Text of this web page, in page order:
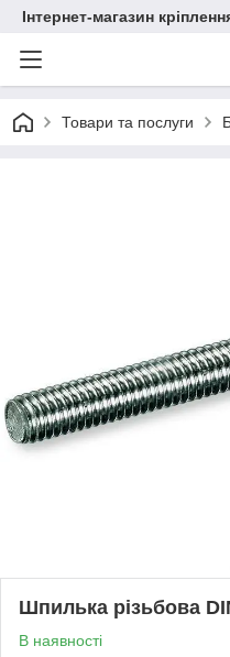
Інтернет-магазин
Товари та послуги
Шпилька різьбова
В наявності